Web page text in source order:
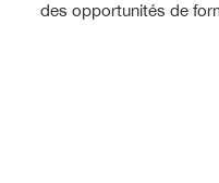
des opportunités de